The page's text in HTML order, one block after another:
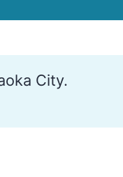
City.